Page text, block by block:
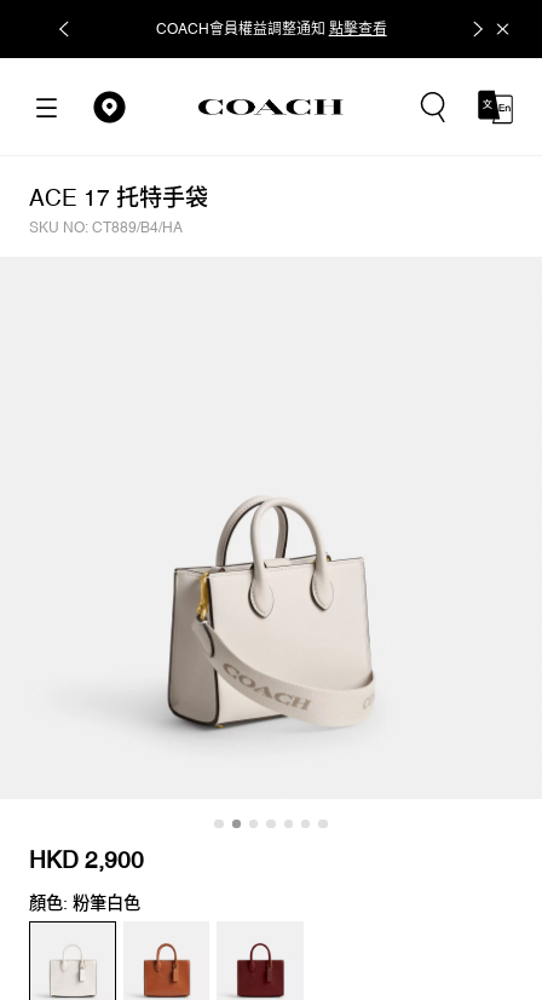
COACH會員權益調整通知 點擊查看 立即追蹤
ACE 17 托特手袋
SKU NO: CT889/B4/HA
HKD 2,900
顏色: 粉筆白色